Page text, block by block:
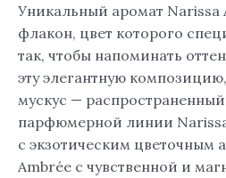
Уникальный аромат Narissa
флакон, цвет которого
так, чтобы напоминать
эту элегантную
мускус —
парфюмерной линии
с экзотическим цветочным
Ambrée с чувственной и